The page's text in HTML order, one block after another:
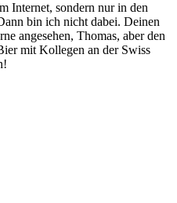
Internet, sondern nur in den
bin ich nicht dabei. Deinen
angesehen, Thomas, aber den
mit Kollegen an der Swiss